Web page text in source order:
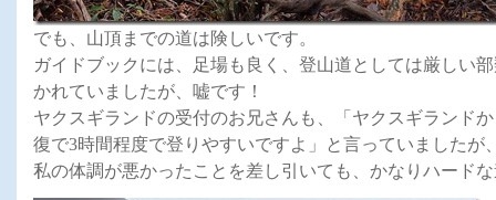
でも、山頂までの道は険しいです。
ガイドブックには、足場も良く、登山道としては厳しい
かれていましたが、嘘です！
ヤクスギランドの受付のお兄さんも、「ヤクスギランド
復で3時間程度で登りやすいですよ」と言っていましたが
私の体調が悪かったことを差し引いても、かなりハード